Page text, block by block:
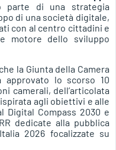
parte di una strategia
di una società digitale,
con al centro cittadini e
motore dello sviluppo
la Giunta della Camera
approvato lo scorso 10
camerali, dell’articolata
agli obiettivi e alle
Compass 2030 e
dedicate alla pubblica
2026 focalizzate su